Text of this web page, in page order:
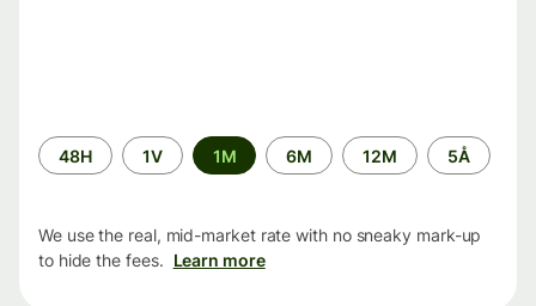
Time
period
48H 1V 1M 6M 12M 5Å
We use the real, mid-market rate with no sneaky mark-up
to hide the fees. Learn more